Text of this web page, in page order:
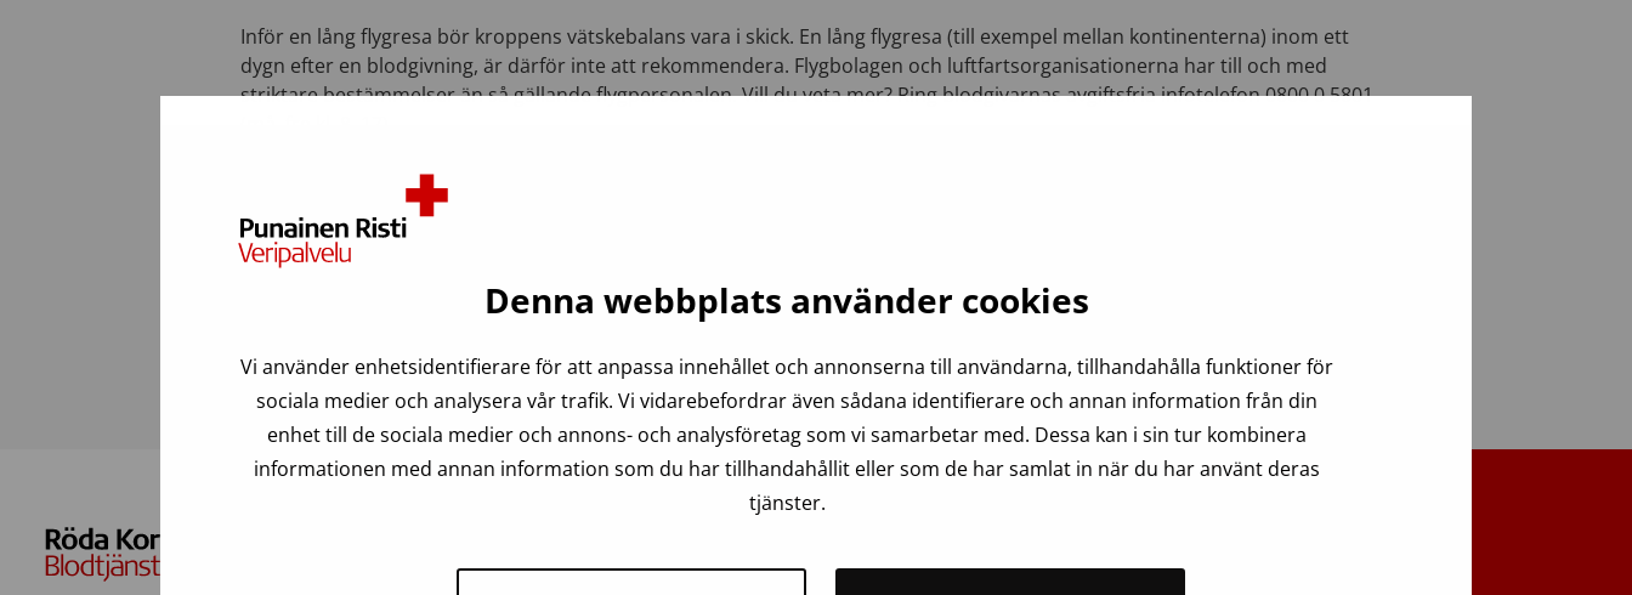
Denna webbplats använder cookies
Vi använder enhetsidentifierare för att anpassa innehållet och annonserna till användarna, tillhandahålla funktioner för
sociala medier och analysera vår trafik. Vi vidarebefordrar även sådana identifierare och annan information från din
enhet till de sociala medier och annons- och analysföretag som vi samarbetar med. Dessa kan i sin tur kombinera
informationen med annan information som du har tillhandahållit eller som de har samlat in när du har använt deras
tjänster.
​Inför en lång flygresa bör kroppens vätskebalans vara i skick. En lång flygresa (till exempel mellan kontinenterna) inom ett
dygn efter en blodgivning, är därför inte att rekommendera. Flygbolagen och luftfartsorganisationerna har till och med
striktare bestämmelser än så gällande flygpersonalen. Vill du veta mer? Ring blodgivarnas avgiftsfria infotelefon 0800 0 5801
Senast uppdaterad: 03.03.2023